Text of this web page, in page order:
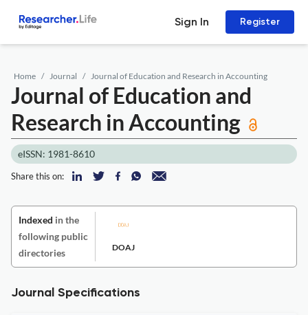
Sign In Register
Home Journal Journal of Education and Research in Accounting
Journal of Education and
Research in Accounting
eISSN: 1981-8610
Share this on:
Indexed in the
following public
directories
DOAJ
Journal Specifications